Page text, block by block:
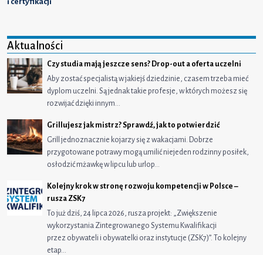
Aktualności
Czy studia mają jeszcze sens? Drop-out a oferta uczelni
Aby zostać specjalistą w jakiejś dziedzinie, czasem trzeba mieć
dyplom uczelni. Są jednak takie profesje, w których możesz się
rozwijać dzięki innym…
Grillujesz jak mistrz? Sprawdź, jak to potwierdzić
Grill jednoznacznie kojarzy się z wakacjami. Dobrze
przygotowane potrawy mogą umilić niejeden rodzinny posiłek,
osłodzić mżawkę w lipcu lub urlop…
Kolejny krok w stronę rozwoju kompetencji w Polsce –
rusza ZSK7
To już dziś, 24 lipca 2026, rusza projekt: „Zwiększenie
wykorzystania Zintegrowanego Systemu Kwalifikacji
przez obywateli i obywatelki oraz instytucje (ZSK7)”. To kolejny
etap…